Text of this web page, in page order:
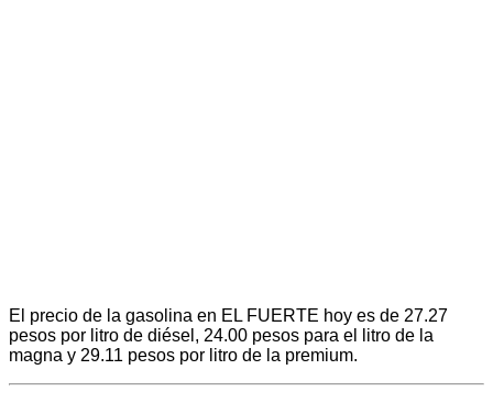
El precio de la gasolina en EL FUERTE hoy es de 27.27
pesos por litro de diésel, 24.00 pesos para el litro de la
magna y 29.11 pesos por litro de la premium.